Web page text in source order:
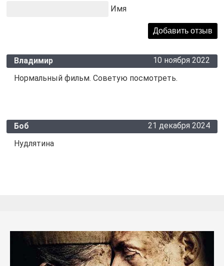
Имя
Владимир
10 ноября 2022
Нормальный фильм. Советую посмотреть.
Боб
21 декабря 2024
Нудлятина